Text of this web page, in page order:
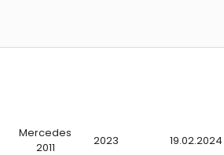
Mercedes
2011
2023 19.02.2024